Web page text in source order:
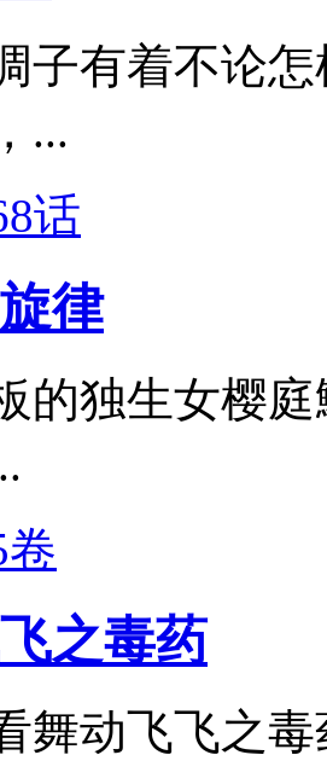
子有着不论
...
话
律
的独生女樱
之毒药
舞动飞飞之